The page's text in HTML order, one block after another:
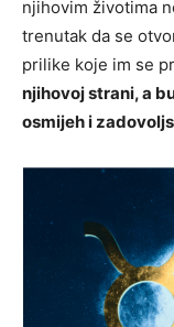
njihovim životima
trenutak da se
prilike koje im se
njihovoj strani, a
osmijeh i